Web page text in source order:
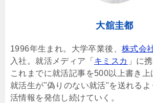
大舘圭都
1996年生まれ。大学卒業後、 株式会
入社。就活メディア「 キミスカ 」に
これまでに就活記事を500以上書き
就活生が"偽りのない就活"を送れる
活情報を発信し続けていく。